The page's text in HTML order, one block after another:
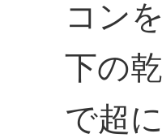
コン
下の
で超